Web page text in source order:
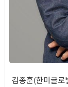
김종훈(한미글